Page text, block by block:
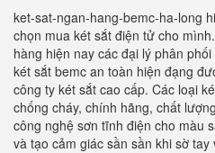
ket-sat-ngan-hang-bemc-ha-long
chọn mua két sắt điện tử cho
hàng hiện nay các đại lý phân
két sắt bemc an toàn hiện đạng
công ty két sắt cao cấp. Các loại
chống cháy, chính hãng, chất
công nghệ sơn tĩnh điện cho màu
và tạo cảm giác sần sần khi sờ tay